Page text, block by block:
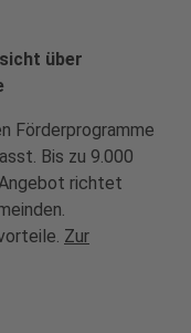
über
Förderprogramme
Bis zu 9.000
richtet
Zur